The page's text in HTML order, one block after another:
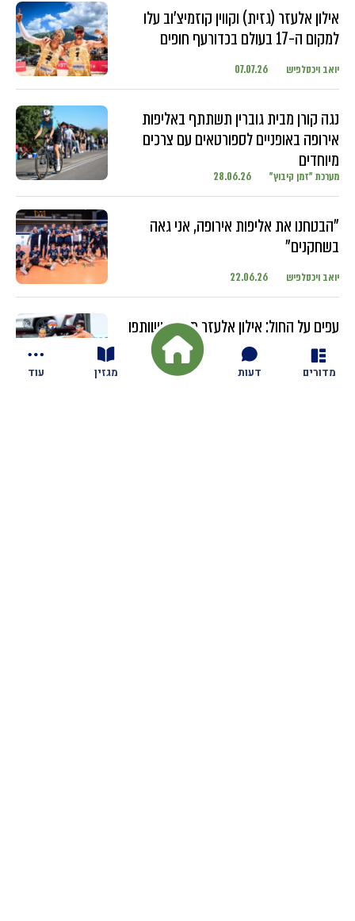
מדורים דעות מגזין עוד
אילון אלעזר (גזית) וקווין קוזמיצ'וב עלו
למקום ה-17 בעולם בכדורעף חופים
יואב ויכסלפיש 07.07.26
נגה קורן מבית גוברין תשתתף באליפות
אירופה באופניים לספורטאים עם צרכים
מיוחדים
מערכת "זמן קיבוץ" 28.06.26
"הבטחנו את אליפות אירופה, אני גאה
בשחקנים"
יואב ויכסלפיש 22.06.26
עפים על החול: אילון אלעזר מגזית ושותפו
מתחרים בטורנירים ברחבי העולם עם
השחקנים הבכירים